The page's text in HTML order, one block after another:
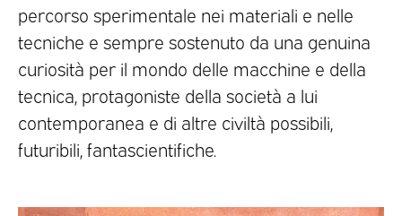
percorso sperimentale nei materiali e nelle
tecniche e sempre sostenuto da una genuina
curiosità per il mondo delle macchine e della
tecnica, protagoniste della società a lui
contemporanea e di altre civiltà possibili,
futuribili, fantascientifiche.